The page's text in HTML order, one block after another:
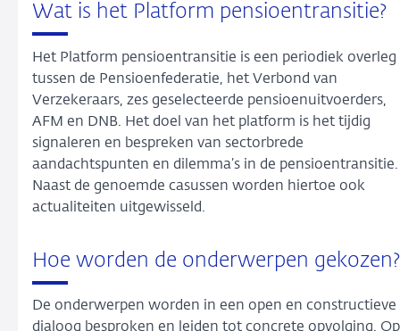
Wat is het Platform pensioentransitie?
Het Platform pensioentransitie is een periodiek overleg
tussen de Pensioenfederatie, het Verbond van
Verzekeraars, zes geselecteerde pensioenuitvoerders,
AFM en DNB. Het doel van het platform is het tijdig
signaleren en bespreken van sectorbrede
aandachtspunten en dilemma’s in de pensioentransitie.
Naast de genoemde casussen worden hiertoe ook
actualiteiten uitgewisseld.
Hoe worden de onderwerpen gekozen?
De onderwerpen worden in een open en constructieve
dialoog besproken en leiden tot concrete opvolging. Op